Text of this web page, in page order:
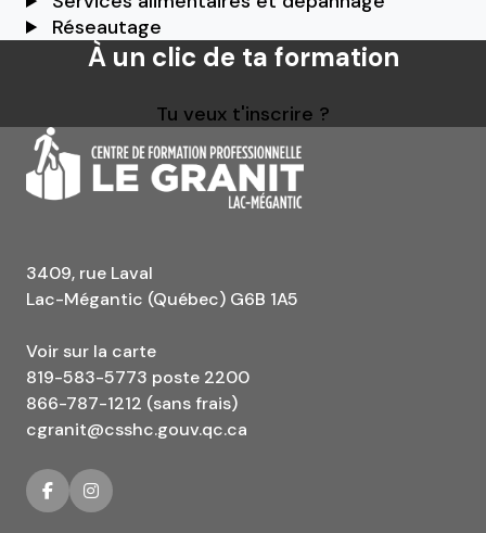
Réseautage
À un clic de ta formation
Tu veux t'inscrire ?
3409, rue Laval
Lac-Mégantic (Québec) G6B 1A5
Voir sur la carte
819-583-5773 poste 2200
866-787-1212 (sans frais)
cgranit@csshc.gouv.qc.ca